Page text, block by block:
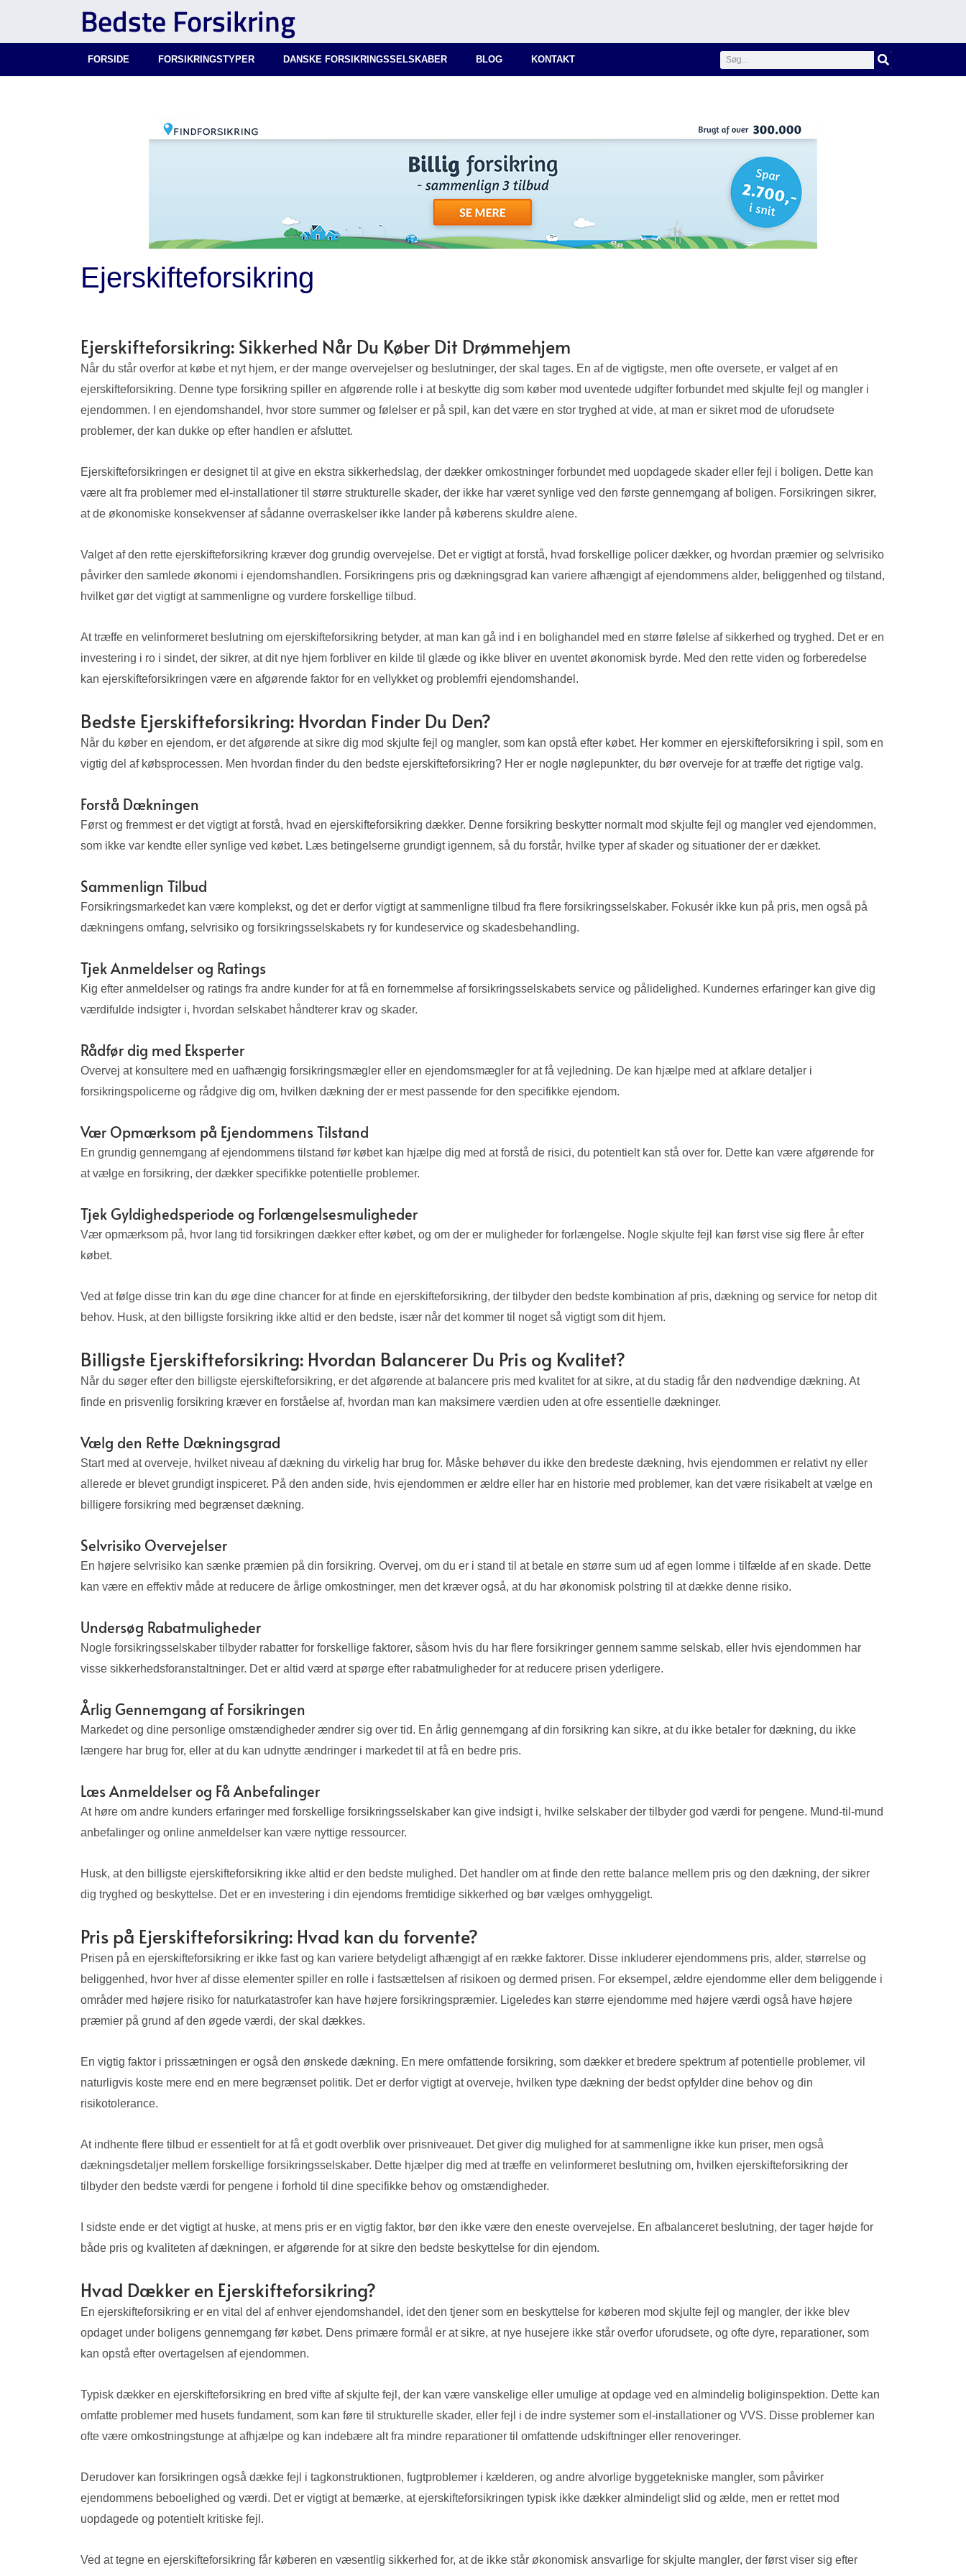
Bedste Forsikring
FORSIDE FORSIKRINGSTYPER DANSKE FORSIKRINGSSELSKABER BLOG KONTAKT
Ejerskifteforsikring
Ejerskifteforsikring: Sikkerhed Når Du Køber Dit Drømmehjem
Når du står overfor at købe et nyt hjem, er der mange overvejelser og beslutninger, der skal tages. En af de vigtigste, men ofte oversete, er valget af en
ejerskifteforsikring. Denne type forsikring spiller en afgørende rolle i at beskytte dig som køber mod uventede udgifter forbundet med skjulte fejl og mangler i
ejendommen. I en ejendomshandel, hvor store summer og følelser er på spil, kan det være en stor tryghed at vide, at man er sikret mod de uforudsete
problemer, der kan dukke op efter handlen er afsluttet.
Ejerskifteforsikringen er designet til at give en ekstra sikkerhedslag, der dækker omkostninger forbundet med uopdagede skader eller fejl i boligen. Dette kan
være alt fra problemer med el-installationer til større strukturelle skader, der ikke har været synlige ved den første gennemgang af boligen. Forsikringen sikrer,
at de økonomiske konsekvenser af sådanne overraskelser ikke lander på køberens skuldre alene.
Valget af den rette ejerskifteforsikring kræver dog grundig overvejelse. Det er vigtigt at forstå, hvad forskellige policer dækker, og hvordan præmier og selvrisiko
påvirker den samlede økonomi i ejendomshandlen. Forsikringens pris og dækningsgrad kan variere afhængigt af ejendommens alder, beliggenhed og tilstand,
hvilket gør det vigtigt at sammenligne og vurdere forskellige tilbud.
At træffe en velinformeret beslutning om ejerskifteforsikring betyder, at man kan gå ind i en bolighandel med en større følelse af sikkerhed og tryghed. Det er en
investering i ro i sindet, der sikrer, at dit nye hjem forbliver en kilde til glæde og ikke bliver en uventet økonomisk byrde. Med den rette viden og forberedelse
kan ejerskifteforsikringen være en afgørende faktor for en vellykket og problemfri ejendomshandel.
Bedste Ejerskifteforsikring: Hvordan Finder Du Den?
Når du køber en ejendom, er det afgørende at sikre dig mod skjulte fejl og mangler, som kan opstå efter købet. Her kommer en ejerskifteforsikring i spil, som en
vigtig del af købsprocessen. Men hvordan finder du den bedste ejerskifteforsikring? Her er nogle nøglepunkter, du bør overveje for at træffe det rigtige valg.
Forstå Dækningen
Først og fremmest er det vigtigt at forstå, hvad en ejerskifteforsikring dækker. Denne forsikring beskytter normalt mod skjulte fejl og mangler ved ejendommen,
som ikke var kendte eller synlige ved købet. Læs betingelserne grundigt igennem, så du forstår, hvilke typer af skader og situationer der er dækket.
Sammenlign Tilbud
Forsikringsmarkedet kan være komplekst, og det er derfor vigtigt at sammenligne tilbud fra flere forsikringsselskaber. Fokusér ikke kun på pris, men også på
dækningens omfang, selvrisiko og forsikringsselskabets ry for kundeservice og skadesbehandling.
Tjek Anmeldelser og Ratings
Kig efter anmeldelser og ratings fra andre kunder for at få en fornemmelse af forsikringsselskabets service og pålidelighed. Kundernes erfaringer kan give dig
værdifulde indsigter i, hvordan selskabet håndterer krav og skader.
Rådfør dig med Eksperter
Overvej at konsultere med en uafhængig forsikringsmægler eller en ejendomsmægler for at få vejledning. De kan hjælpe med at afklare detaljer i
forsikringspolicerne og rådgive dig om, hvilken dækning der er mest passende for den specifikke ejendom.
Vær Opmærksom på Ejendommens Tilstand
En grundig gennemgang af ejendommens tilstand før købet kan hjælpe dig med at forstå de risici, du potentielt kan stå over for. Dette kan være afgørende for
at vælge en forsikring, der dækker specifikke potentielle problemer.
Tjek Gyldighedsperiode og Forlængelsesmuligheder
Vær opmærksom på, hvor lang tid forsikringen dækker efter købet, og om der er muligheder for forlængelse. Nogle skjulte fejl kan først vise sig flere år efter
købet.
Ved at følge disse trin kan du øge dine chancer for at finde en ejerskifteforsikring, der tilbyder den bedste kombination af pris, dækning og service for netop dit
behov. Husk, at den billigste forsikring ikke altid er den bedste, især når det kommer til noget så vigtigt som dit hjem.
Billigste Ejerskifteforsikring: Hvordan Balancerer Du Pris og Kvalitet?
Når du søger efter den billigste ejerskifteforsikring, er det afgørende at balancere pris med kvalitet for at sikre, at du stadig får den nødvendige dækning. At
finde en prisvenlig forsikring kræver en forståelse af, hvordan man kan maksimere værdien uden at ofre essentielle dækninger.
Vælg den Rette Dækningsgrad
Start med at overveje, hvilket niveau af dækning du virkelig har brug for. Måske behøver du ikke den bredeste dækning, hvis ejendommen er relativt ny eller
allerede er blevet grundigt inspiceret. På den anden side, hvis ejendommen er ældre eller har en historie med problemer, kan det være risikabelt at vælge en
billigere forsikring med begrænset dækning.
Selvrisiko Overvejelser
En højere selvrisiko kan sænke præmien på din forsikring. Overvej, om du er i stand til at betale en større sum ud af egen lomme i tilfælde af en skade. Dette
kan være en effektiv måde at reducere de årlige omkostninger, men det kræver også, at du har økonomisk polstring til at dække denne risiko.
Undersøg Rabatmuligheder
Nogle forsikringsselskaber tilbyder rabatter for forskellige faktorer, såsom hvis du har flere forsikringer gennem samme selskab, eller hvis ejendommen har
visse sikkerhedsforanstaltninger. Det er altid værd at spørge efter rabatmuligheder for at reducere prisen yderligere.
Årlig Gennemgang af Forsikringen
Markedet og dine personlige omstændigheder ændrer sig over tid. En årlig gennemgang af din forsikring kan sikre, at du ikke betaler for dækning, du ikke
længere har brug for, eller at du kan udnytte ændringer i markedet til at få en bedre pris.
Læs Anmeldelser og Få Anbefalinger
At høre om andre kunders erfaringer med forskellige forsikringsselskaber kan give indsigt i, hvilke selskaber der tilbyder god værdi for pengene. Mund-til-mund
anbefalinger og online anmeldelser kan være nyttige ressourcer.
Husk, at den billigste ejerskifteforsikring ikke altid er den bedste mulighed. Det handler om at finde den rette balance mellem pris og den dækning, der sikrer
dig tryghed og beskyttelse. Det er en investering i din ejendoms fremtidige sikkerhed og bør vælges omhyggeligt.
Pris på Ejerskifteforsikring: Hvad kan du forvente?
Prisen på en ejerskifteforsikring er ikke fast og kan variere betydeligt afhængigt af en række faktorer. Disse inkluderer ejendommens pris, alder, størrelse og
beliggenhed, hvor hver af disse elementer spiller en rolle i fastsættelsen af risikoen og dermed prisen. For eksempel, ældre ejendomme eller dem beliggende i
områder med højere risiko for naturkatastrofer kan have højere forsikringspræmier. Ligeledes kan større ejendomme med højere værdi også have højere
præmier på grund af den øgede værdi, der skal dækkes.
En vigtig faktor i prissætningen er også den ønskede dækning. En mere omfattende forsikring, som dækker et bredere spektrum af potentielle problemer, vil
naturligvis koste mere end en mere begrænset politik. Det er derfor vigtigt at overveje, hvilken type dækning der bedst opfylder dine behov og din
risikotolerance.
At indhente flere tilbud er essentielt for at få et godt overblik over prisniveauet. Det giver dig mulighed for at sammenligne ikke kun priser, men også
dækningsdetaljer mellem forskellige forsikringsselskaber. Dette hjælper dig med at træffe en velinformeret beslutning om, hvilken ejerskifteforsikring der
tilbyder den bedste værdi for pengene i forhold til dine specifikke behov og omstændigheder.
I sidste ende er det vigtigt at huske, at mens pris er en vigtig faktor, bør den ikke være den eneste overvejelse. En afbalanceret beslutning, der tager højde for
både pris og kvaliteten af dækningen, er afgørende for at sikre den bedste beskyttelse for din ejendom.
Hvad Dækker en Ejerskifteforsikring?
En ejerskifteforsikring er en vital del af enhver ejendomshandel, idet den tjener som en beskyttelse for køberen mod skjulte fejl og mangler, der ikke blev
opdaget under boligens gennemgang før købet. Dens primære formål er at sikre, at nye husejere ikke står overfor uforudsete, og ofte dyre, reparationer, som
kan opstå efter overtagelsen af ejendommen.
Typisk dækker en ejerskifteforsikring en bred vifte af skjulte fejl, der kan være vanskelige eller umulige at opdage ved en almindelig boliginspektion. Dette kan
omfatte problemer med husets fundament, som kan føre til strukturelle skader, eller fejl i de indre systemer som el-installationer og VVS. Disse problemer kan
ofte være omkostningstunge at afhjælpe og kan indebære alt fra mindre reparationer til omfattende udskiftninger eller renoveringer.
Derudover kan forsikringen også dække fejl i tagkonstruktionen, fugtproblemer i kælderen, og andre alvorlige byggetekniske mangler, som påvirker
ejendommens beboelighed og værdi. Det er vigtigt at bemærke, at ejerskifteforsikringen typisk ikke dækker almindeligt slid og ælde, men er rettet mod
uopdagede og potentielt kritiske fejl.
Ved at tegne en ejerskifteforsikring får køberen en væsentlig sikkerhed for, at de ikke står økonomisk ansvarlige for skjulte mangler, der først viser sig efter